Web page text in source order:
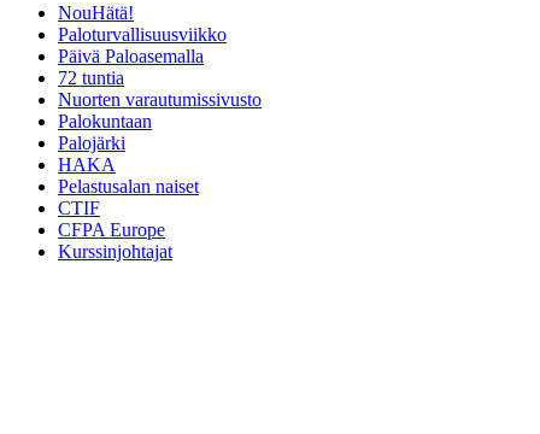
NouHätä!
Paloturvallisuusviikko
Päivä Paloasemalla
72 tuntia
Nuorten varautumissivusto
Palokuntaan
Palojärki
HAKA
Pelastusalan naiset
CTIF
CFPA Europe
Kurssinjohtajat